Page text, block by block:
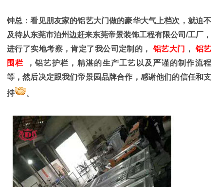
钟总：看见朋友家的铝艺大门做的豪华大气上档次，就迫不
及待从东莞市泊州边赶来东莞帝景装饰工程有限公司/工厂，
进行了实地考察，肯定了我公司定制的，
铝艺大门 ，铝艺
围栏
，铝艺护栏，精湛的生产工艺以及严谨的制作流程
等，然后决定跟我们帝景园品牌合作，感谢他们的信任和支
持
。